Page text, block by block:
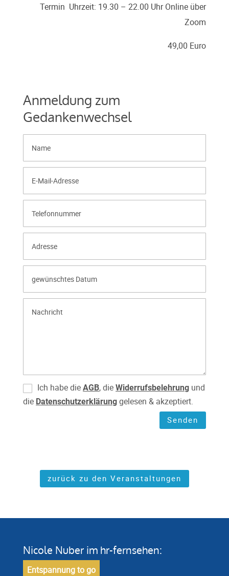
Termin Uhrzeit: 19.30 – 22.00 Uhr Online über
Zoom
49,00 Euro
Anmeldung zum
Gedankenwechsel
Ich habe dieAGB, dieWiderrufsbelehrung und
die Datenschutzerklärung gelesen & akzeptiert.
Senden
zurück zu den Veranstaltungen
Nicole Nuber im hr-fernsehen:
Entspannung to go